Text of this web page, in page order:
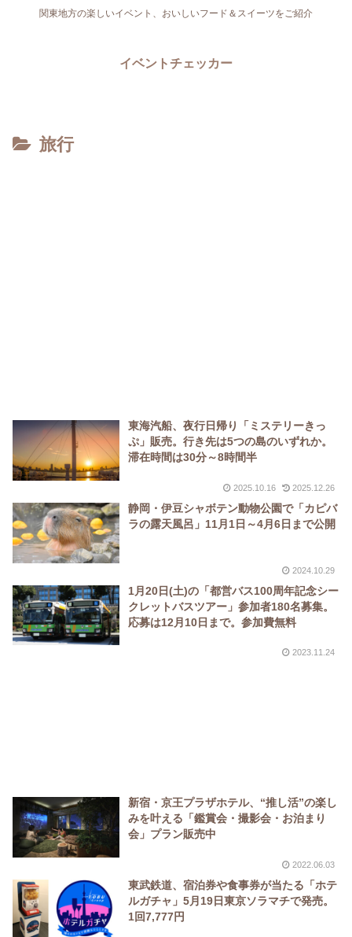
関東地方の楽しいイベント、おいしいフード＆スイーツをご紹介
イベントチェッカー
旅行
東海汽船、夜行日帰り「ミステリーきっ
ぷ」販売。行き先は5つの島のいずれか。
滞在時間は30分～8時間半
2025.10.16 2025.12.26
静岡・伊豆シャボテン動物公園で「カピバ
ラの露天風呂」11月1日～4月6日まで公開
2024.10.29
1月20日(土)の「都営バス100周年記念シー
クレットバスツアー」参加者180名募集。
応募は12月10日まで。参加費無料
2023.11.24
新宿・京王プラザホテル、“推し活”の楽し
みを叶える「鑑賞会・撮影会・お泊まり
会」プラン販売中
2022.06.03
東武鉄道、宿泊券や食事券が当たる「ホテ
ルガチャ」5月19日東京ソラマチで発売。
1回7,777円